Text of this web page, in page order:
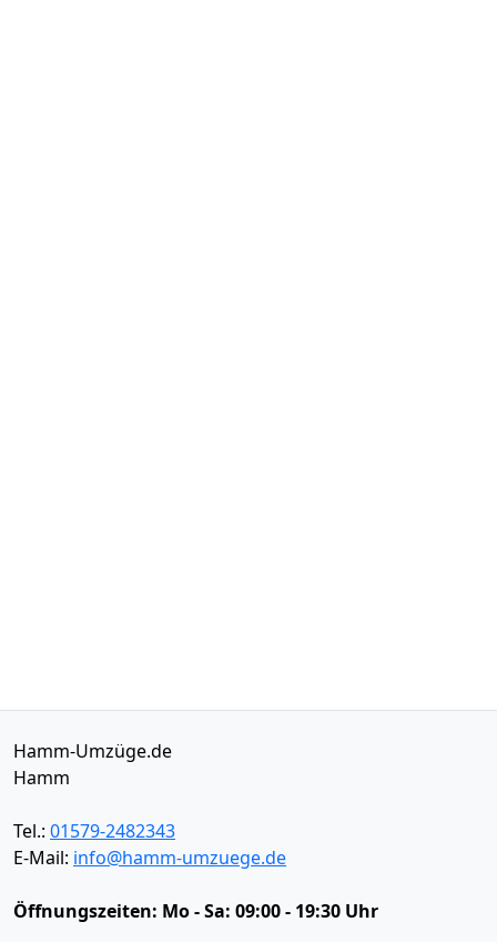
Hamm-Umzüge.de
Hamm
Tel.: 01579-2482343
E-Mail: info@hamm-umzuege.de
Öffnungszeiten: Mo - Sa: 09:00 - 19:30 Uhr